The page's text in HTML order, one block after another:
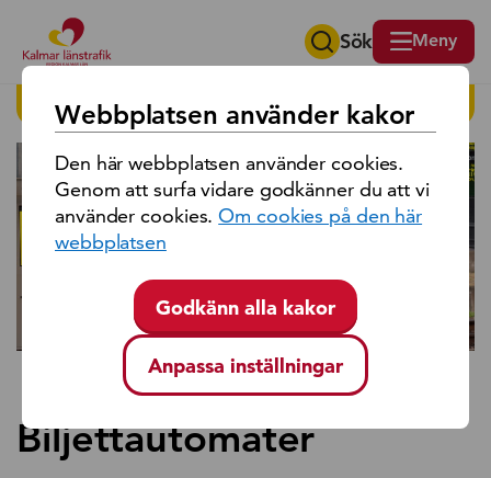
Sök på region Kalmar län Sök Meny
HITTA PÅ SIDAN
Biljettautomater
Webbplatsen använder kakor
Den här webbplatsen använder cookies.
Genom att surfa vidare godkänner du att vi
använder cookies.Om cookies på den här
webbplatsen
Godkänn alla kakor
Anpassa inställningar